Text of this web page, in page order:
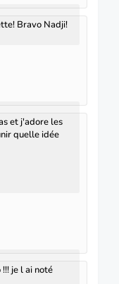
Bravo Nadji!
et j'adore les
quelle idée
je l ai noté